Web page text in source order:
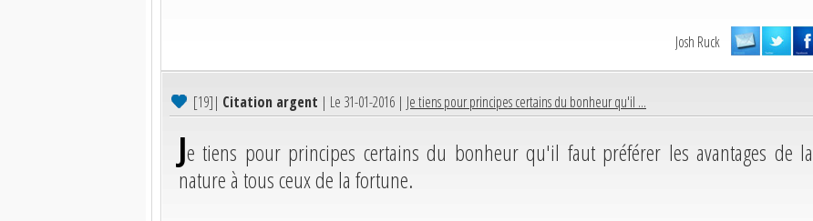
Josh Ruck
[19]| Citation argent | Le 31-01-2016 | Je tiens pour principes certains du bonheur qu'il ...
Je tiens pour principes certains du bonheur qu'il faut préférer les avantages de la
nature à tous ceux de la fortune.